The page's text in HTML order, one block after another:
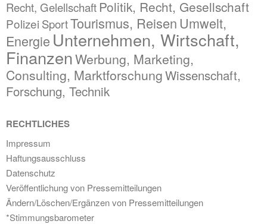
Recht, Gelellschaft Politik, Recht, Gesellschaft
Polizei SportTourismus, Reisen Umwelt,
Energie Unternehmen, Wirtschaft,
FinanzenWerbung, Marketing,
Consulting, MarktforschungWissenschaft,
Forschung, Technik
RECHTLICHES
Impressum
Haftungsausschluss
Datenschutz
Veröffentlichung von Pressemitteilungen
Ändern/Löschen/Ergänzen von Pressemitteilungen
*Stimmungsbarometer